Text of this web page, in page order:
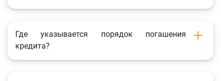
Где указывается порядок погашения
кредита?